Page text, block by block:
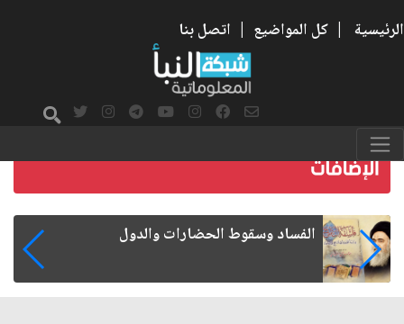
الرئيسية | كل المواضيع | اتصل بنا
رواتب الموظفين على صفيح ساخن